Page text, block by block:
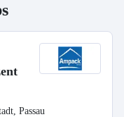
Passau